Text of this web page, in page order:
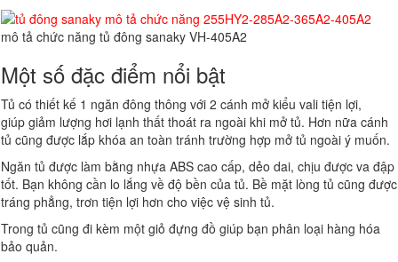
mô tả chức năng tủ đông sanaky VH-405A2
Một số đặc điểm nổi bật
Tủ có thiết kế 1 ngăn đông thông với 2 cánh mở kiểu vali tiện lợi,
giúp giảm lượng hơi lạnh thất thoát ra ngoài khi mở tủ. Hơn nữa cánh
tủ cũng được lắp khóa an toàn tránh trường hợp mở tủ ngoài ý muốn.
Ngăn tủ được làm bằng nhựa ABS cao cấp, dẻo dai, chịu được va đập
tốt. Bạn không cần lo lắng về độ bền của tủ. Bề mặt lòng tủ cũng được
tráng phẳng, trơn tiện lợi hơn cho việc vệ sinh tủ.
Trong tủ cũng đi kèm một giỏ đựng đồ giúp bạn phân loại hàng hóa
bảo quản.